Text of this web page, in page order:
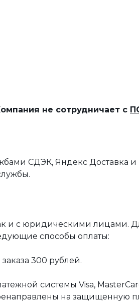
не сотрудничает с
СДЭК, Яндекс Доставка и
и с юридическими лицами.
способы оплаты:
300 рублей.
системы Visa,
на защищенную